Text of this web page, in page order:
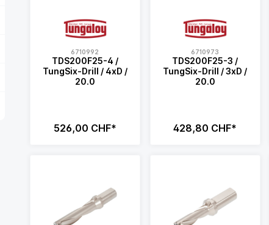
6710992
TDS200F25-4 /
TungSix-Drill / 4xD /
20.0
526,00 CHF*
6710973
TDS200F25-3 /
TungSix-Drill / 3xD /
20.0
428,80 CHF*